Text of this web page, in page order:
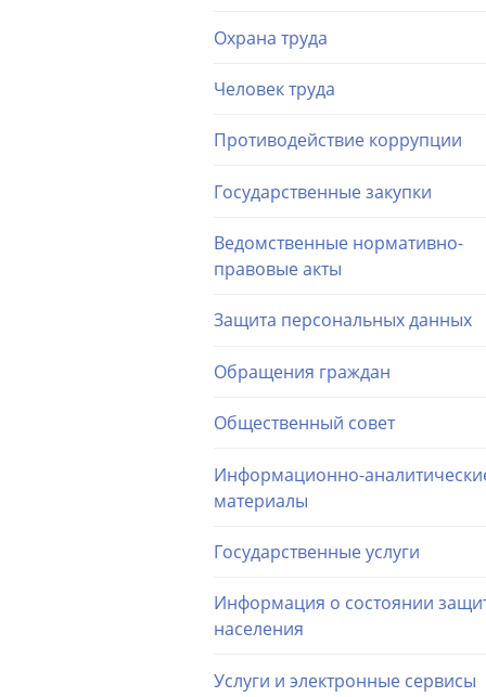
Охрана труда
Человек труда
Противодействие коррупции
Государственные закупки
Ведомственные нормативно-
правовые акты
Защита персональных данных
Обращения граждан
Общественный совет
Информационно-
материалы
Государственные услуги
Информация о состоянии
населения
Услуги и электронные сервисы